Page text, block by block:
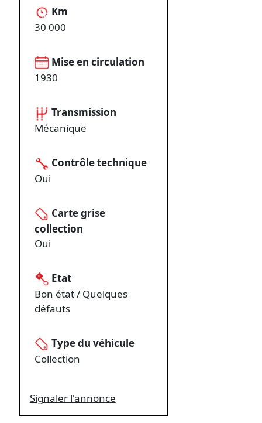
Km
30 000
Mise en circulation
1930
Transmission
Mécanique
Contrôle technique
Oui
Carte grise
collection
Oui
Etat
Bon état / Quelques
défauts
Type du véhicule
Collection
Signaler l'annonce